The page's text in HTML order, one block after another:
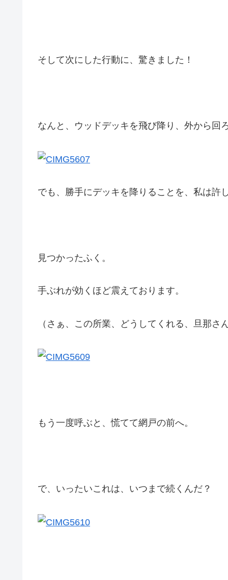
そして次にした行動に、驚きました！
なんと、ウッドデッキを飛び降り、外から回ろ
でも、勝手にデッキを降りることを、私は許
見つかったふく。
手ぶれが効くほど震えております。
（さぁ、この所業、どうしてくれる、旦那さ
もう一度呼ぶと、慌てて網戸の前へ。
で、いったいこれは、いつまで続くんだ？